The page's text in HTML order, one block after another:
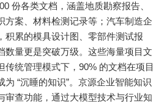
份各类文档，涵盖地质勘察报告、
方案、材料检测记录等；汽车制造企
积累的模具设计图、零部件测试报
数量更是突破万级。这些海量项目文
传统管理模式下，90% 的文档在项目
“沉睡的知识”。京源企业智能知识
审查功能，通过大模型技术与行业知